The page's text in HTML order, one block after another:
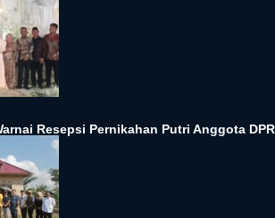
Resepsi Pernikahan Putri Anggota